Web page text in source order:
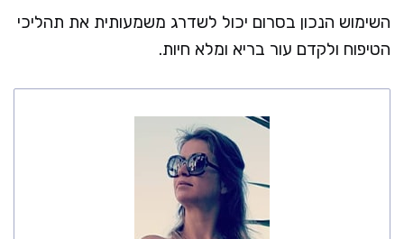
השימוש הנכון בסרום יכול לשדרג משמעותית את תהליכי
הטיפוח ולקדם עור בריא ומלא חיות.